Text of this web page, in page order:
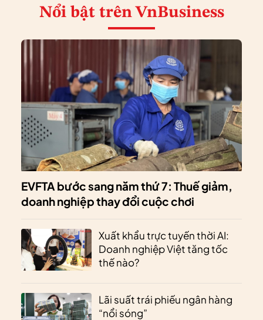
Nổi bật trên VnBusiness
EVFTA bước sang năm thứ 7: Thuế giảm,
doanh nghiệp thay đổi cuộc chơi
Xuất khẩu trực tuyến thời AI:
Doanh nghiệp Việt tăng tốc
thế nào?
Lãi suất trái phiếu ngân hàng
“nổi sóng”